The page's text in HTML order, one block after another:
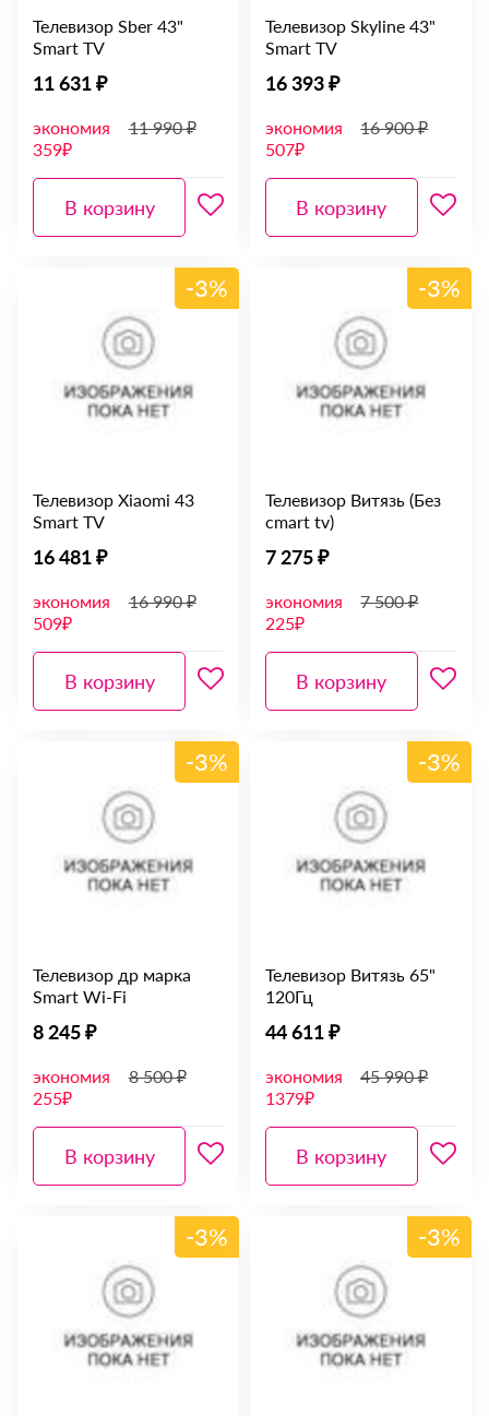
Телевизор Sber 43"
Smart TV
11 631 ₽
экономия
359₽
11 990 ₽
В корзину
Телевизор Skyline 43"
Smart TV
16 393 ₽
экономия
507₽
16 900 ₽
В корзину
-3%
Телевизор Xiaomi 43
Smart TV
16 481 ₽
экономия
509₽
16 990 ₽
В корзину
-3%
Телевизор Витязь (Без
cmart tv)
7 275 ₽
экономия
225₽
7 500 ₽
В корзину
-3%
Телевизор др марка
Smart Wi-Fi
8 245 ₽
экономия
255₽
8 500 ₽
В корзину
-3%
Телевизор Витязь 65"
120Гц
44 611 ₽
экономия
1379₽
45 990 ₽
В корзину
-3% -3%